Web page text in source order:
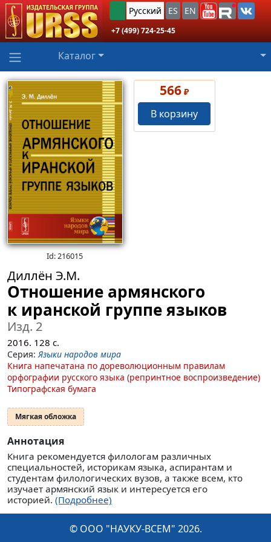
Русский ES EN
+7 (499) 724-25-45
Каталог
Id: 216015
566 ₽
В корзину
Диллён Э.М.
Отношение армянского
к иранской группе языков
Изд. 2
2016. 128 с.
Серия:Языки народов мира
Книга напечатана по дореволюционным правилам
орфографии русского языка (репринтное воспроизведение)
Типографская бумага
Мягкая обложка
Аннотация
Книга рекомендуется филологам различных
специальностей, историкам языка, аспирантам и
студентам филологических вузов, а также всем, кто
изучает армянский язык и интересуется его
историей. (Подробнее)
© ООО "НАУКУ-ВСЕМ" 2026.